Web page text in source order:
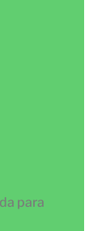
para